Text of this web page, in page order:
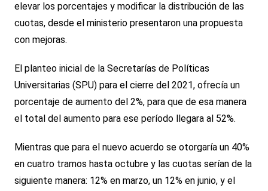
elevar los porcentajes y modificar la distribución de las
cuotas, desde el ministerio presentaron una propuesta
con mejoras.
El planteo inicial de la Secretarías de Políticas
Universitarias (SPU) para el cierre del 2021, ofrecía un
porcentaje de aumento del 2%, para que de esa manera
el total del aumento para ese período llegara al 52%.
Mientras que para el nuevo acuerdo se otorgaría un 40%
en cuatro tramos hasta octubre y las cuotas serían de la
siguiente manera: 12% en marzo, un 12% en junio, y el